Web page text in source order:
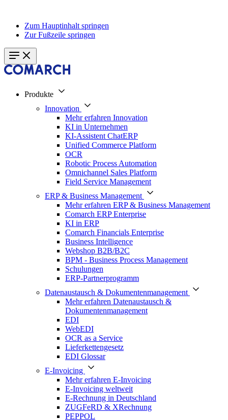
Zum Hauptinhalt springen
Zur Fußzeile springen
Produkte
Innovation
Mehr erfahren Innovation
KI in Unternehmen
KI-Assistent ChatERP
Unified Commerce Platform
OCR
Robotic Process Automation
Omnichannel Sales Platform
Field Service Management
ERP & Business Management
Mehr erfahren ERP & Business Management
Comarch ERP Enterprise
KI in ERP
Comarch Financials Enterprise
Business Intelligence
Webshop B2B/B2C
BPM - Business Process Management
Schulungen
ERP-Partnerprogramm
Datenaustausch & Dokumentenmanagement
Mehr erfahren Datenaustausch &
Dokumentenmanagement
EDI
WebEDI
OCR as a Service
Lieferkettengesetz
EDI Glossar
E-Invoicing
Mehr erfahren E-Invoicing
E-Invoicing weltweit
E-Rechnung in Deutschland
ZUGFeRD & XRechnung
PEPPOL